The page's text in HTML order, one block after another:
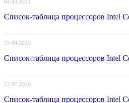
04.05.2021
Список-таблица процессоров Intel
15.09.2020
Список-таблица процессоров Intel
12.07.2020
Список-таблица процессоров Intel